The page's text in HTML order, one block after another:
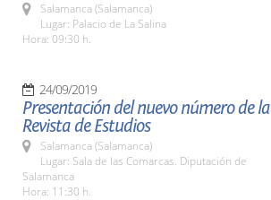
Salamanca (Salamanca)
Lugar: Palacio de La Salina
Hora: 09:30 h.
24/09/2019
Presentación del nuevo número de la
Revista de Estudios
Salamanca (Salamanca)
Lugar: Sala de las Comarcas. Diputación de
Salamanca
Hora: 11:30 h.